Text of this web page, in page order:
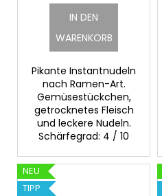
IN DEN
WARENKORB
Pikante Instantnudeln
nach Ramen-Art.
Gemüsestückchen,
getrocknetes Fleisch
und leckere Nudeln.
Schärfegrad: 4 / 10
NEU
TIPP